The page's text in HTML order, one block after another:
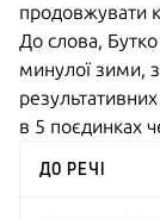
продовжувати
До слова,
минулої зими,
в 5 поєдинках
ДО РЕЧІ